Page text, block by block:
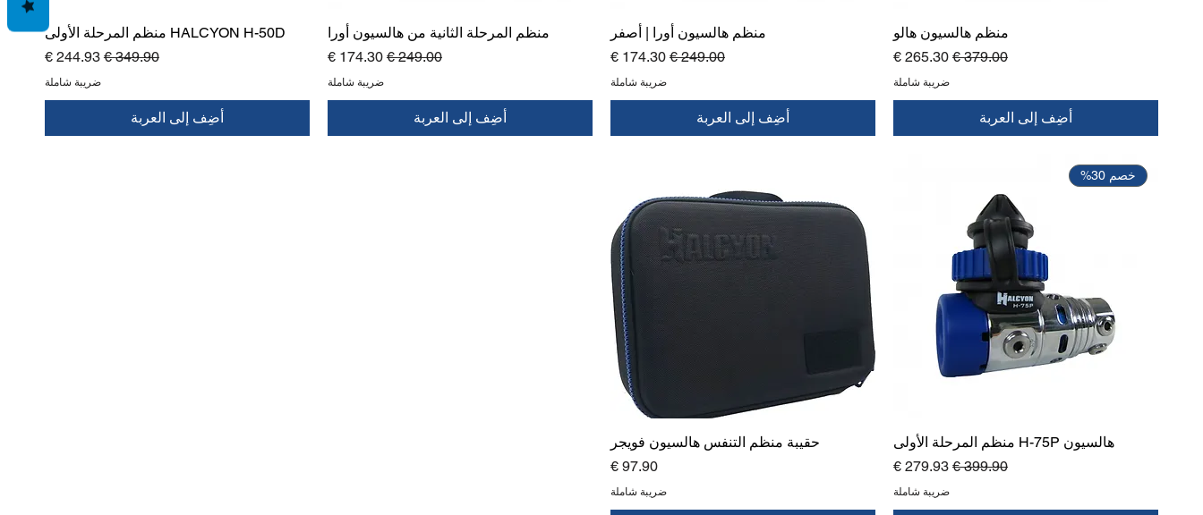
منظم هالسيون هالو
سعر عاديسعر البيع
ضريبة شاملة
أضِف إلى العربة
منظم هالسيون أورا | أصفر
سعر عاديسعر البيع
ضريبة شاملة
أضِف إلى العربة
منظم المرحلة الثانية من هالسيون أورا
سعر عادي‏249.00 € سعر البيع‏174.30 €
ضريبة شاملة
أضِف إلى العربة
HALCYON H-50D منظم المرحلة الأولى
سعر عادي‏349.90 € سعر البيع‏244.93 €
ضريبة شاملة
أضِف إلى العربة
خصم 30%
هالسيون H-75P منظم المرحلة الأولى
سعر عاديسعر البيع
ضريبة شاملة
حقيبة منظم التنفس هالسيون فويجر
السعر
ضريبة شاملة